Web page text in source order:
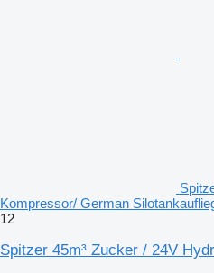
Kompressor/ German
12
Spitzer 45m³ Zucker / 24V